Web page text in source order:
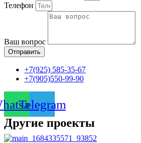
Телефон
Ваш вопрос
Отправить
+7(925) 585-35-67
+7(905)550-99-90
Telegram
Другие проекты